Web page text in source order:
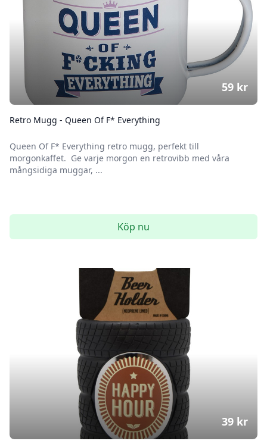
Retro Mugg - Queen Of F* Everything
Queen Of F* Everything retro mugg, perfekt till
morgonkaffet. Ge varje morgon en retrovibb med våra
mångsidiga muggar, ...
59 kr
Köp nu
39 kr